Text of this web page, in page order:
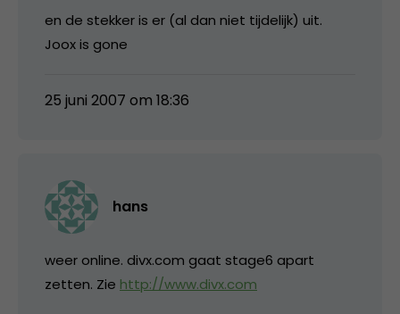
en de stekker is er (al dan niet tijdelijk) uit.
Joox is gone
25 juni 2007 om 18:36
hans
weer online. divx.com gaat stage6 apart
zetten. Zie http://www.divx.com